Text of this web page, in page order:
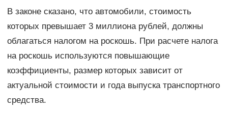
В законе сказано, что автомобили, стоимость
которых превышает 3 миллиона рублей, должны
облагаться налогом на роскошь. При расчете налога
на роскошь используются повышающие
коэффициенты, размер которых зависит от
актуальной стоимости и года выпуска транспортного
средства.